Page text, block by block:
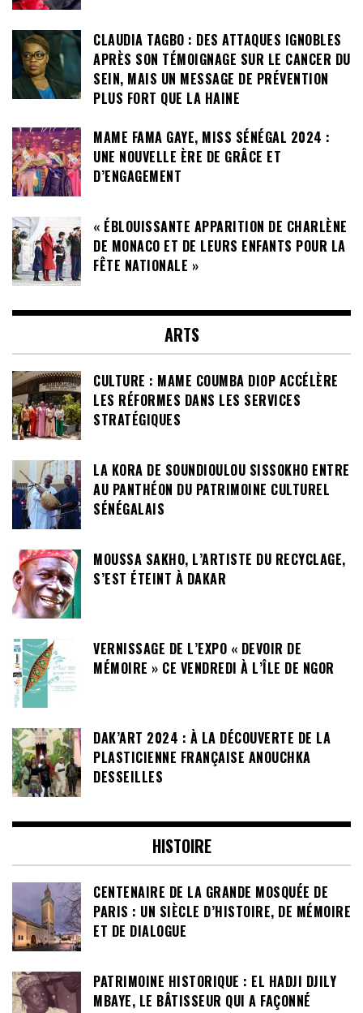
CLAUDIA TAGBO : DES ATTAQUES IGNOBLES
APRÈS SON TÉMOIGNAGE SUR LE CANCER DU
SEIN, MAIS UN MESSAGE DE PRÉVENTION
PLUS FORT QUE LA HAINE
MAME FAMA GAYE, MISS SÉNÉGAL 2024 :
UNE NOUVELLE ÈRE DE GRÂCE ET
D’ENGAGEMENT
« ÉBLOUISSANTE APPARITION DE CHARLÈNE
DE MONACO ET DE LEURS ENFANTS POUR LA
FÊTE NATIONALE »
ARTS
CULTURE : MAME COUMBA DIOP ACCÉLÈRE
LES RÉFORMES DANS LES SERVICES
STRATÉGIQUES
LA KORA DE SOUNDIOULOU SISSOKHO ENTRE
AU PANTHÉON DU PATRIMOINE CULTUREL
SÉNÉGALAIS
MOUSSA SAKHO, L’ARTISTE DU RECYCLAGE,
S’EST ÉTEINT À DAKAR
VERNISSAGE DE L’EXPO « DEVOIR DE
MÉMOIRE » CE VENDREDI À L’ÎLE DE NGOR
DAK’ART 2024 : À LA DÉCOUVERTE DE LA
PLASTICIENNE FRANÇAISE ANOUCHKA
DESSEILLES
HISTOIRE
CENTENAIRE DE LA GRANDE MOSQUÉE DE
PARIS : UN SIÈCLE D’HISTOIRE, DE MÉMOIRE
ET DE DIALOGUE
PATRIMOINE HISTORIQUE : EL HADJI DJILY
MBAYE, LE BÂTISSEUR QUI A FAÇONNÉ